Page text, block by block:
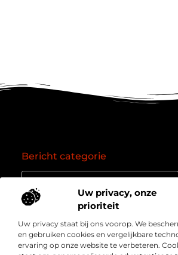
Uw privacy, onze
prioriteit
Uw privacy staat bij ons voorop. We
en gebruiken cookies en vergelijkbare
ervaring op onze website te verbeteren.
Over
Bedrijf
” Jouw bron voor kennis, inzichten en
Onze informatie
Bericht categorie